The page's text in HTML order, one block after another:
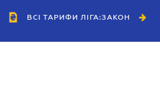
ВСІ ТАРИФИ ЛІГА:ЗАКОН